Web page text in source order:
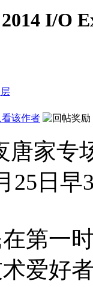
I/O
看该作者
唐家专
25日早
第一
爱好